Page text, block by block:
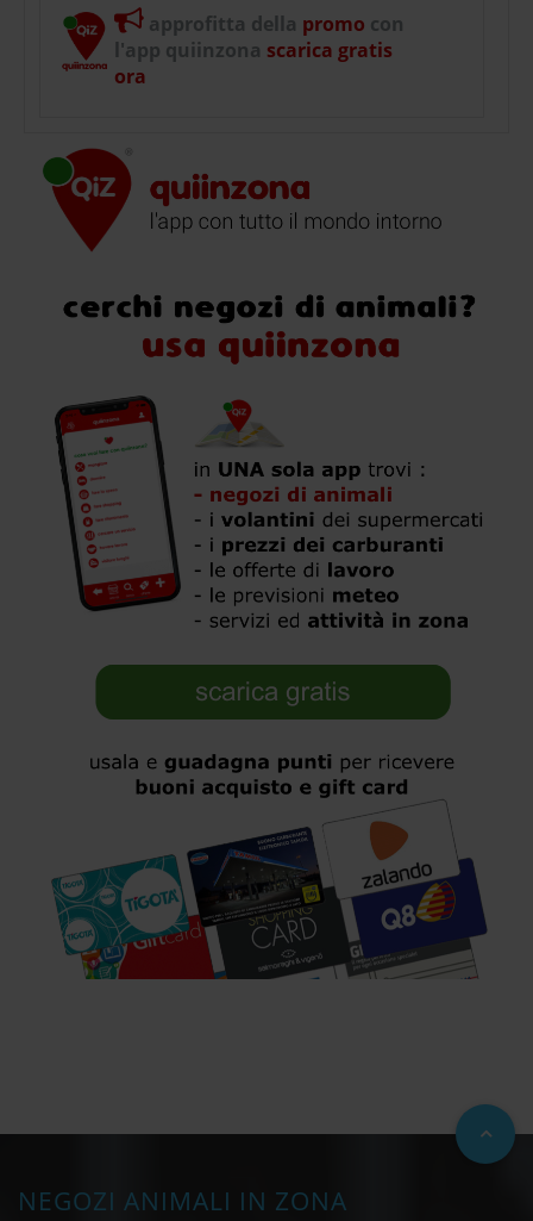
approfitta della promo con
l'app quiinzona scarica gratis
ora
NEGOZI ANIMALI IN ZONA